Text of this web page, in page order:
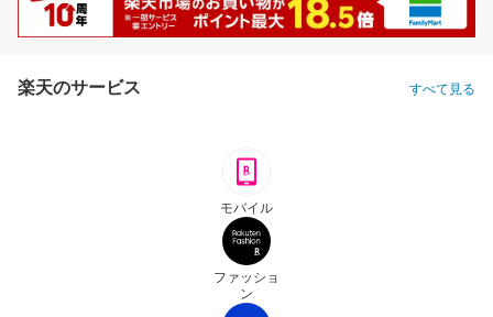
楽天のサービス すべて見る
モバイル
ファッショ
ン